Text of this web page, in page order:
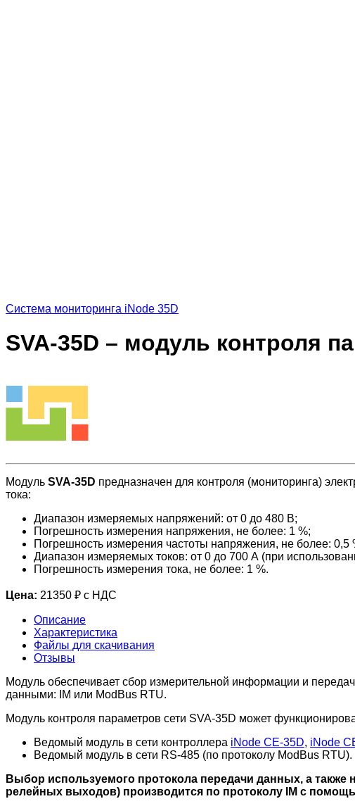
Система мониторинга iNode 35D
SVA-35D – модуль контроля
Модуль SVA-35D предназначен для контроля (мониторинга)
тока:
Диапазон измеряемых напряжений: от 0 до 480 В;
Погрешность измерения напряжения, не более: 1 %;
Погрешность измерения частоты напряжения, не более: 0,5
Диапазон измеряемых токов: от 0 до 700 А (при
Погрешность измерения тока, не более: 1 %.
Цена: 21350 ₽ с НДС
Описание
Характеристика
Файлы для скачивания
Отзывы
Модуль обеспечивает сбор измерительной информации и
данными: IM или ModBus RTU.
Модуль контроля параметров сети SVA-35D может
Ведомый модуль в сети контроллера iNode CE-35D, iNode
Ведомый модуль в сети RS-485 (по протоколу ModBus RTU).
Выбор используемого протокола передачи данных, а
релейных выходов) производится по протоколу IM с